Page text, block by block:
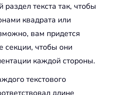
текста так, чтобы
квадрата или
вам придется
секции, чтобы они
каждой стороны.
текстового